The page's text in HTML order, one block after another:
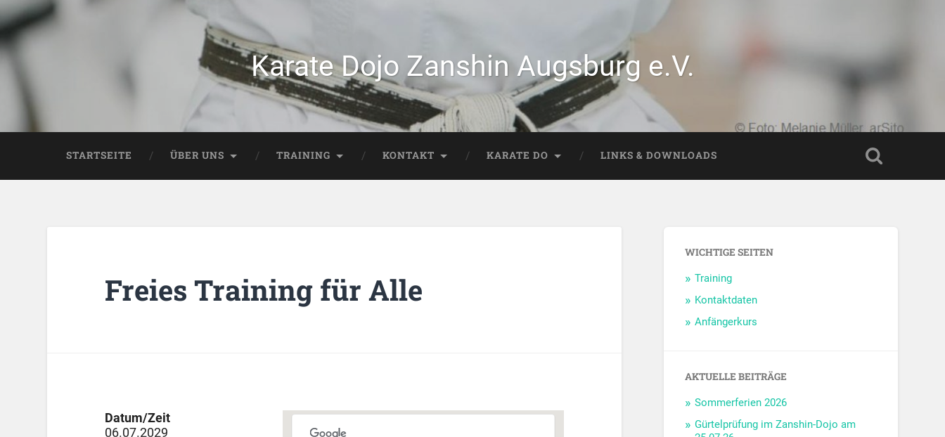
Karate Dojo Zanshin Augsburg e.V.
STARTSEITE ÜBER UNS TRAINING KONTAKT KARATE DO LINKS & DOWNLOADS
Freies Training für Alle
Datum/Zeit
06.07.2029
WICHTIGE SEITEN
Training
Kontaktdaten
Anfängerkurs
AKTUELLE BEITRÄGE
Sommerferien 2026
Gürtelprüfung im Zanshin-Dojo am